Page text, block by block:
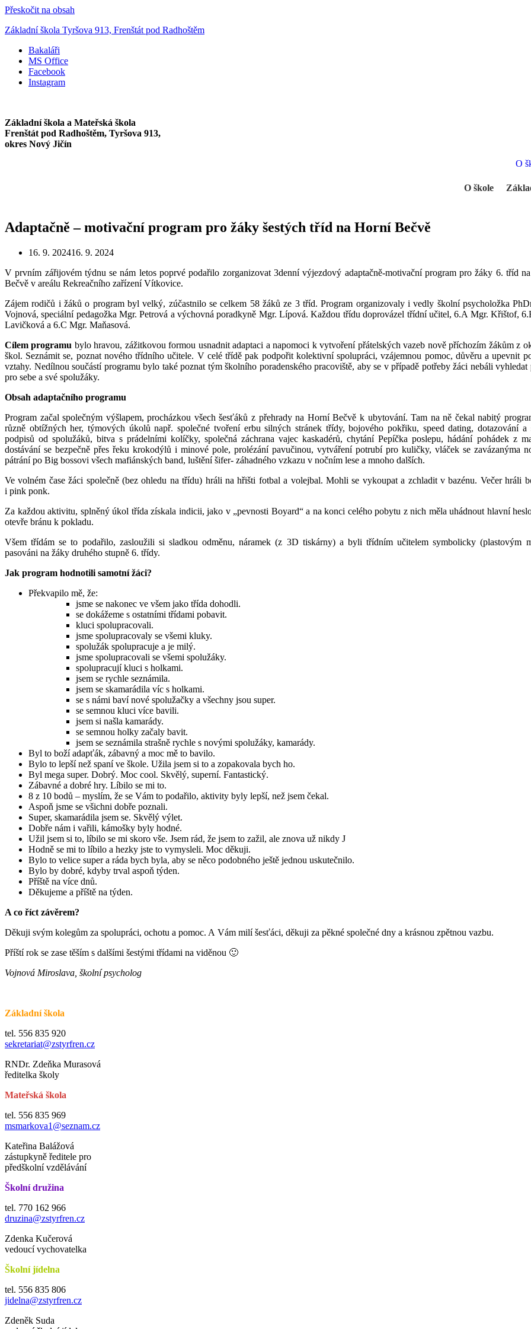
Přeskočit na obsah
Základní škola Tyršova 913, Frenštát pod Radhoštěm
Bakaláři
MS Office
Facebook
Instagram
Základní škola a Mateřská škola
Frenštát pod Radhoštěm, Tyršova 913,
okres Nový Jičín
O
O škole
Adaptačně – motivační program pro žáky šestých tříd na Horní Bečvě
16. 9. 202416. 9. 2024
V prvním zářijovém týdnu se nám letos poprvé podařilo zorganizovat 3denní výjezdový adaptačně-motivační program pro žáky 6. tříd
Bečvě v areálu Rekreačního zařízení Vítkovice.
Zájem rodičů i žáků o program byl velký, zúčastnilo se celkem 58 žáků ze 3 tříd. Program organizovaly i vedly školní psycholožka
Vojnová, speciální pedagožka Mgr. Petrová a výchovná poradkyně Mgr. Lípová. Každou třídu doprovázel třídní učitel, 6.A Mgr. Křištof,
Lavičková a 6.C Mgr. Maňasová.
Cílem programu bylo hravou, zážitkovou formou usnadnit adaptaci a napomoci k vytvoření přátelských vazeb nově příchozím žákům z
škol. Seznámit se, poznat nového třídního učitele. V celé třídě pak podpořit kolektivní spolupráci, vzájemnou pomoc, důvěru a upevnit
vztahy. Nedílnou součástí programu bylo také poznat tým školního poradenského pracoviště, aby se v případě potřeby žáci nebáli vyhledat
pro sebe a své spolužáky.
Obsah adaptačního programu
Program začal společným výšlapem, procházkou všech šesťáků z přehrady na Horní Bečvě k ubytování. Tam na ně čekal nabitý
různě obtížných her, týmových úkolů např. společné tvoření erbu silných stránek třídy, bojového pokřiku, speed dating, dotazování a
podpisů od spolužáků, bitva s prádelními kolíčky, společná záchrana vajec kaskadérů, chytání Pepíčka poslepu, hádání pohádek z
dostávání se bezpečně přes řeku krokodýlů i minové pole, prolézání pavučinou, vytváření potrubí pro kuličky, vláček se zavázanýma
pátrání po Big bossovi všech mafiánských band, luštění šifer- záhadného vzkazu v nočním lese a mnoho dalších.
Ve volném čase žáci společně (bez ohledu na třídu) hráli na hřišti fotbal a volejbal. Mohli se vykoupat a zchladit v bazénu. Večer hráli
i pink ponk.
Za každou aktivitu, splněný úkol třída získala indicii, jako v „pevnosti Boyard“ a na konci celého pobytu z nich měla uhádnout hlavní
otevře bránu k pokladu.
Všem třídám se to podařilo, zasloužili si sladkou odměnu, náramek (z 3D tiskárny) a byli třídním učitelem symbolicky (plastovým
pasováni na žáky druhého stupně 6. třídy.
Jak program hodnotili samotní žáci?
Překvapilo mě, že:
jsme se nakonec ve všem jako třída dohodli.
se dokážeme s ostatními třídami pobavit.
kluci spolupracovali.
jsme spolupracovaly se všemi kluky.
spolužák spolupracuje a je milý.
jsme spolupracovali se všemi spolužáky.
spolupracují kluci s holkami.
jsem se rychle seznámila.
jsem se skamarádila víc s holkami.
se s námi baví nové spolužačky a všechny jsou super.
se semnou kluci více bavili.
jsem si našla kamarády.
se semnou holky začaly bavit.
jsem se seznámila strašně rychle s novými spolužáky, kamarády.
Byl to boží adapťák, zábavný a moc mě to bavilo.
Bylo to lepší než spaní ve škole. Užila jsem si to a zopakovala bych ho.
Byl mega super. Dobrý. Moc cool. Skvělý, superní. Fantastický.
Zábavné a dobré hry. Líbilo se mi to.
8 z 10 bodů – myslím, že se Vám to podařilo, aktivity byly lepší, než jsem čekal.
Aspoň jsme se všichni dobře poznali.
Super, skamarádila jsem se. Skvělý výlet.
Dobře nám i vařili, kámošky byly hodné.
Užil jsem si to, líbilo se mi skoro vše. Jsem rád, že jsem to zažil, ale znova už nikdy J
Hodně se mi to líbilo a hezky jste to vymysleli. Moc děkuji.
Bylo to velice super a ráda bych byla, aby se něco podobného ještě jednou uskutečnilo.
Bylo by dobré, kdyby trval aspoň týden.
Příště na více dnů.
Děkujeme a příště na týden.
A co říct závěrem?
Děkuji svým kolegům za spolupráci, ochotu a pomoc. A Vám milí šesťáci, děkuji za pěkné společné dny a krásnou zpětnou vazbu.
Příští rok se zase těším s dalšími šestými třídami na viděnou 🙂
Vojnová Miroslava, školní psycholog
Základní škola
tel. 556 835 920
sekretariat@zstyrfren.cz
RNDr. Zdeňka Murasová
ředitelka školy
Mateřská škola
tel. 556 835 969
msmarkova1@seznam.cz
Kateřina Balážová
zástupkyně ředitele pro
předškolní vzdělávání
Školní družina
tel. 770 162 966
druzina@zstyrfren.cz
Zdenka Kučerová
vedoucí vychovatelka
Školní jídelna
tel. 556 835 806
jidelna@zstyrfren.cz
Zdeněk Suda